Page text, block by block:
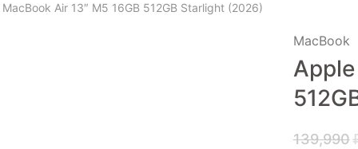
Air 13″ M5 16GB 512GB Starlight (2026)
MacBook
139,990